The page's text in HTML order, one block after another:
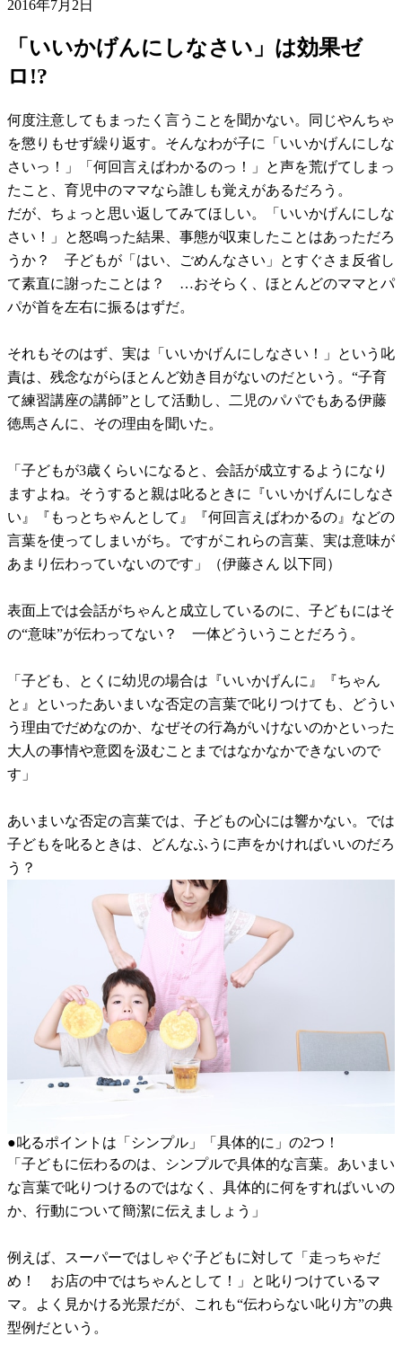
2016年7月2日
「いいかげんにしなさい」は効果ゼ
ロ!?
何度注意してもまったく言うことを聞かない。同じやんちゃ
を懲りもせず繰り返す。そんなわが子に「いいかげんにしな
さいっ！」「何回言えばわかるのっ！」と声を荒げてしまっ
たこと、育児中のママなら誰しも覚えがあるだろう。
だが、ちょっと思い返してみてほしい。「いいかげんにしな
さい！」と怒鳴った結果、事態が収束したことはあっただろ
うか？ 子どもが「はい、ごめんなさい」とすぐさま反省し
て素直に謝ったことは？ …おそらく、ほとんどのママとパ
パが首を左右に振るはずだ。
それもそのはず、実は「いいかげんにしなさい！」という叱
責は、残念ながらほとんど効き目がないのだという。“子育
て練習講座の講師”として活動し、二児のパパでもある伊藤
徳馬さんに、その理由を聞いた。
「子どもが3歳くらいになると、会話が成立するようになり
ますよね。そうすると親は叱るときに『いいかげんにしなさ
い』『もっとちゃんとして』『何回言えばわかるの』などの
言葉を使ってしまいがち。ですがこれらの言葉、実は意味が
あまり伝わっていないのです」（伊藤さん 以下同）
表面上では会話がちゃんと成立しているのに、子どもにはそ
の“意味”が伝わってない？ 一体どういうことだろう。
「子ども、とくに幼児の場合は『いいかげんに』『ちゃん
と』といったあいまいな否定の言葉で叱りつけても、どうい
う理由でだめなのか、なぜその行為がいけないのかといった
大人の事情や意図を汲むことまではなかなかできないので
す」
あいまいな否定の言葉では、子どもの心には響かない。では
子どもを叱るときは、どんなふうに声をかければいいのだろ
う？
●叱るポイントは「シンプル」「具体的に」の2つ！
「子どもに伝わるのは、シンプルで具体的な言葉。あいまい
な言葉で叱りつけるのではなく、具体的に何をすればいいの
か、行動について簡潔に伝えましょう」
例えば、スーパーではしゃぐ子どもに対して「走っちゃだ
め！ お店の中ではちゃんとして！」と叱りつけているマ
マ。よく見かける光景だが、これも“伝わらない叱り方”の典
型例だという。